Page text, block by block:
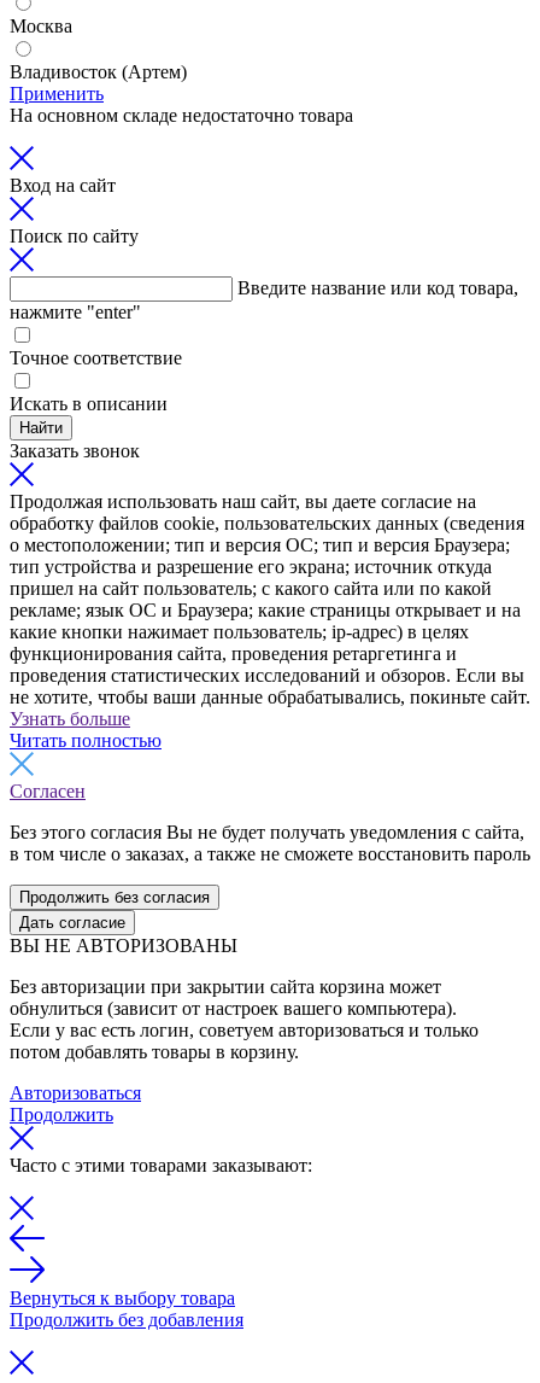
Москва
Владивосток (Артем)
Применить
На основном складе недостаточно товара
Вход на сайт
Поиск по сайту
Введите название или код товара,
нажмите "enter"
Точное соответствие
Искать в описании
Найти
Заказать звонок
Продолжая использовать наш сайт, вы даете согласие на
обработку файлов cookie, пользовательских данных (сведения
о местоположении; тип и версия ОС; тип и версия Браузера;
тип устройства и разрешение его экрана; источник откуда
пришел на сайт пользователь; с какого сайта или по какой
рекламе; язык ОС и Браузера; какие страницы открывает и на
какие кнопки нажимает пользователь; ip-адрес) в целях
функционирования сайта, проведения ретаргетинга и
проведения статистических исследований и обзоров. Если вы
не хотите, чтобы ваши данные обрабатывались, покиньте сайт.
Узнать больше
Читать полностью
Согласен
Без этого согласия Вы не будет получать уведомления с сайта,
в том числе о заказах, а также не сможете восстановить пароль
Продолжить без согласия
Дать согласие
ВЫ НЕ АВТОРИЗОВАНЫ
Без авторизации при закрытии сайта корзина может
обнулиться (зависит от настроек вашего компьютера).
Если у вас есть логин, советуем авторизоваться и только
потом добавлять товары в корзину.
Авторизоваться
Продолжить
Часто с этими товарами заказывают:
Вернуться к выбору товара
Продолжить без добавления